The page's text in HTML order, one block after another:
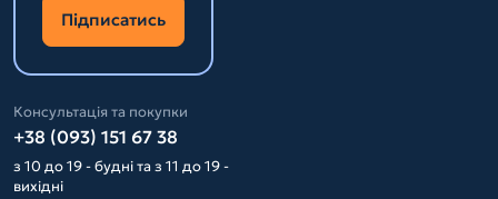
Підписатись
Консультація та покупки
+38 (093) 151 67 38
з 10 до 19 - будні та з 11 до 19 -
вихідні